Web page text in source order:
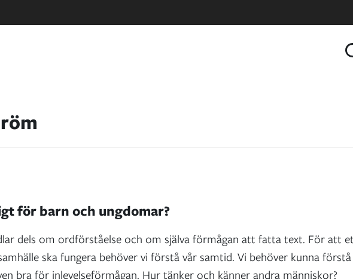
för barn och ungdomar?
dels om ordförståelse och om själva förmågan att fatta text. För att
ska fungera behöver vi förstå vår samtid. Vi behöver kunna förstå
bra för inlevelseförmågan. Hur tänker och känner andra människor?